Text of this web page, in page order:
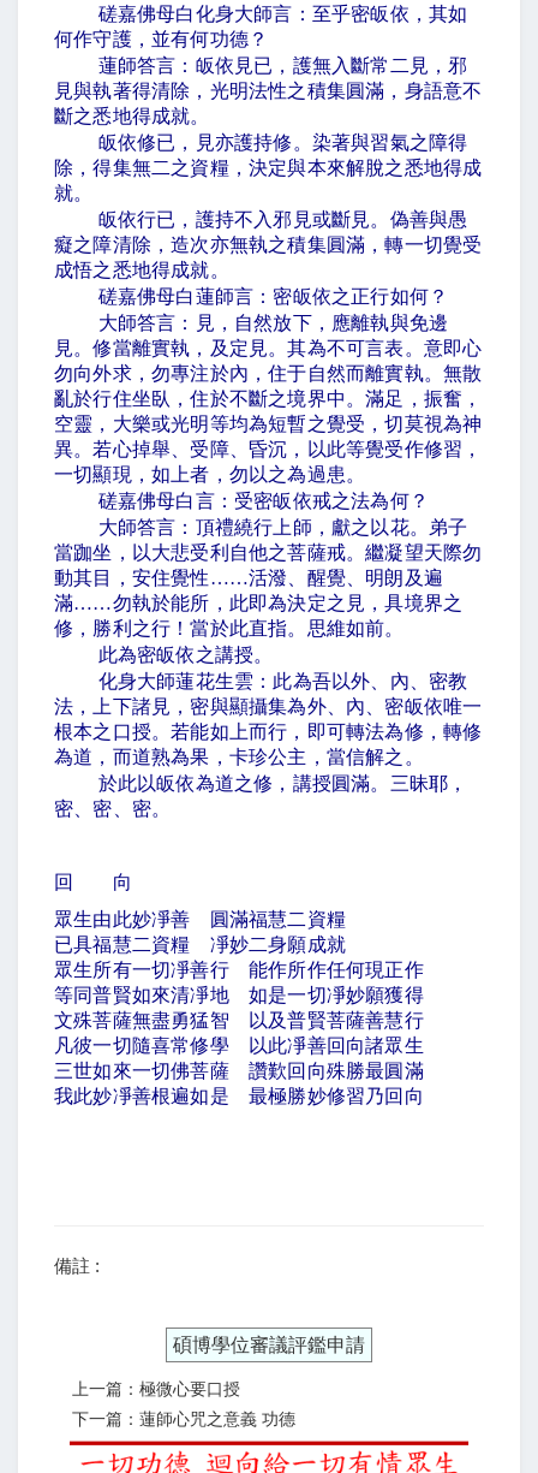
磋嘉佛母白化身大師言：至乎密皈依，其如
何作守護，並有何功德？
蓮師答言：皈依見已，護無入斷常二見，邪
見與執著得清除，光明法性之積集圓滿，身語意不
斷之悉地得成就。
皈依修已，見亦護持修。染著與習氣之障得
除，得集無二之資糧，決定與本來解脫之悉地得成
就。
皈依行已，護持不入邪見或斷見。偽善與愚
癡之障清除，造次亦無執之積集圓滿，轉一切覺受
成悟之悉地得成就。
磋嘉佛母白蓮師言：密皈依之正行如何？
大師答言：見，自然放下，應離執與免邊
見。修當離實執，及定見。其為不可言表。意即心
勿向外求，勿專注於內，住于自然而離實執。無散
亂於行住坐臥，住於不斷之境界中。滿足，振奮，
空靈，大樂或光明等均為短暫之覺受，切莫視為神
異。若心掉舉、受障、昏沉，以此等覺受作修習，
一切顯現，如上者，勿以之為過患。
磋嘉佛母白言：受密皈依戒之法為何？
大師答言：頂禮繞行上師，獻之以花。弟子
當跏坐，以大悲受利自他之菩薩戒。繼凝望天際勿
動其目，安住覺性……活潑、醒覺、明朗及遍
滿……勿執於能所，此即為決定之見，具境界之
修，勝利之行！當於此直指。思維如前。
此為密皈依之講授。
化身大師蓮花生雲：此為吾以外、內、密教
法，上下諸見，密與顯攝集為外、內、密皈依唯一
根本之口授。若能如上而行，即可轉法為修，轉修
為道，而道熟為果，卡珍公主，當信解之。
於此以皈依為道之修，講授圓滿。三昧耶，
密、密、密。
回 向
眾生由此妙凈善 圓滿福慧二資糧
已具福慧二資糧 凈妙二身願成就
眾生所有一切凈善行 能作所作任何現正作
等同普賢如來清凈地 如是一切凈妙願獲得
文殊菩薩無盡勇猛智 以及普賢菩薩善慧行
凡彼一切隨喜常修學 以此凈善回向諸眾生
三世如來一切佛菩薩 讚歎回向殊勝最圓滿
我此妙凈善根遍如是 最極勝妙修習乃回向
備註 :
碩博學位審議評鑑申請
上一篇：極微心要口授
下一篇：蓮師心咒之意義 功德